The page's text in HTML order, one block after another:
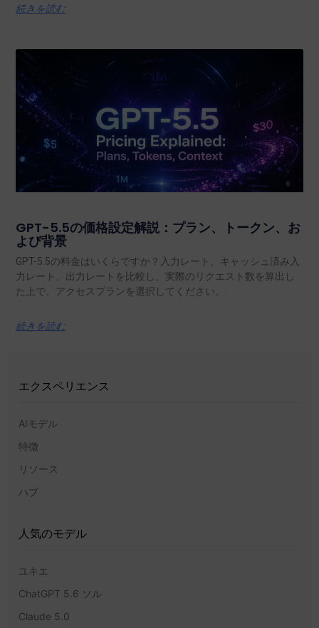
続きを読む
GPT-5.5の価格設定解説：プラン、トークン、お
よび背景
GPT-5.5の料金はいくらですか？入力レート、キャッシュ済み入
力レート、出力レートを比較し、実際のリクエスト数を算出し
た上で、アクセスプランを選択してください。.
続きを読む
エクスペリエンス
AIモデル
特徴
リソース
ハブ
人気のモデル
ユキエ
ChatGPT 5.6 ソル
Claude 5.0